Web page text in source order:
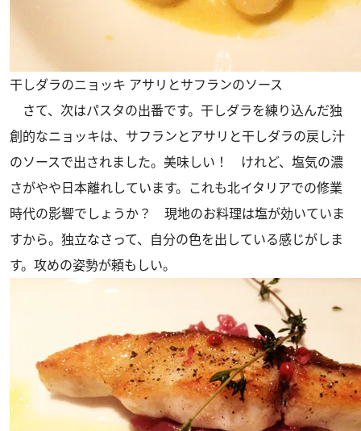
干しダラのニョッキ アサリとサフランのソース
さて、次はパスタの出番です。干しダラを練り込んだ独
創的なニョッキは、サフランとアサリと干しダラの戻し汁
のソースで出されました。美味しい！ けれど、塩気の濃
さがやや日本離れしています。これも北イタリアでの修業
時代の影響でしょうか？ 現地のお料理は塩が効いていま
すから。独立なさって、自分の色を出している感じがしま
す。攻めの姿勢が頼もしい。